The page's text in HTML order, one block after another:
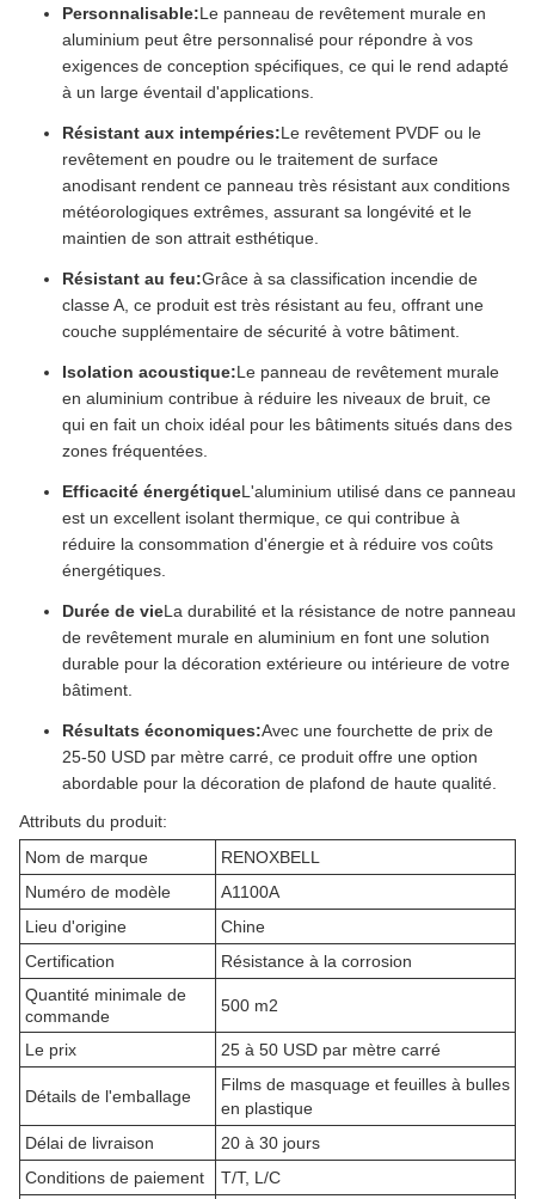
Personnalisable:Le panneau de revêtement murale en
aluminium peut être personnalisé pour répondre à vos
exigences de conception spécifiques, ce qui le rend adapté
à un large éventail d'applications.
Résistant aux intempéries:Le revêtement PVDF ou le
revêtement en poudre ou le traitement de surface
anodisant rendent ce panneau très résistant aux conditions
météorologiques extrêmes, assurant sa longévité et le
maintien de son attrait esthétique.
Résistant au feu:Grâce à sa classification incendie de
classe A, ce produit est très résistant au feu, offrant une
couche supplémentaire de sécurité à votre bâtiment.
Isolation acoustique:Le panneau de revêtement murale
en aluminium contribue à réduire les niveaux de bruit, ce
qui en fait un choix idéal pour les bâtiments situés dans des
zones fréquentées.
Efficacité énergétiqueL'aluminium utilisé dans ce panneau
est un excellent isolant thermique, ce qui contribue à
réduire la consommation d'énergie et à réduire vos coûts
énergétiques.
Durée de vieLa durabilité et la résistance de notre panneau
de revêtement murale en aluminium en font une solution
durable pour la décoration extérieure ou intérieure de votre
bâtiment.
Résultats économiques:Avec une fourchette de prix de
25-50 USD par mètre carré, ce produit offre une option
abordable pour la décoration de plafond de haute qualité.
Attributs du produit:
Nom de marque
RENOXBELL
Numéro de modèle
A1100A
Lieu d'origine
Chine
Certification
Résistance à la corrosion
Quantité minimale de
commande
500 m2
Le prix 25 à 50 USD par mètre carré
Détails de l'emballage
Films de masquage et feuilles à bulles
en plastique
Délai de livraison
20 à 30 jours
Conditions de paiement
T/T, L/C